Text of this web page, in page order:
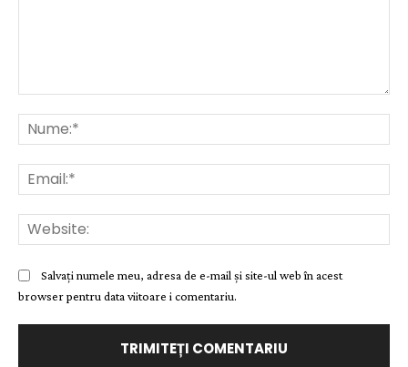
Salvați numele meu, adresa de e-mail și site-ul web în acest
browser pentru data viitoare i comentariu.